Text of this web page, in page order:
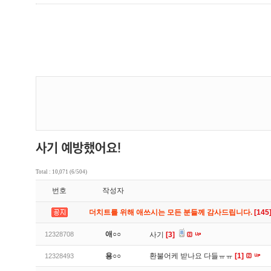
Total : 10,071 (6/504)
번호 작성자
더치트를 위해 애쓰시는 모든 분들께 감사드립니다.
12328708 애○○ 사기 [3]
12328493 용○○ 환불어케 받나요 다들ㅠㅠ [1]